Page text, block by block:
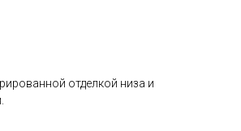
отделкой низа и